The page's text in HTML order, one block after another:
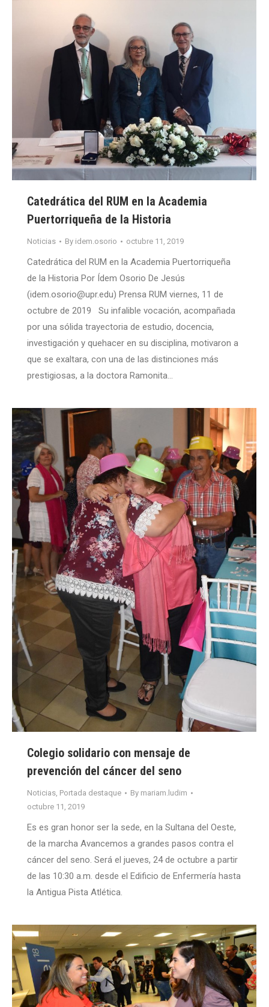
Catedrática del RUM en la Academia
Puertorriqueña de la Historia
Noticias By idem.osorio octubre 11, 2019
Catedrática del RUM en la Academia Puertorriqueña
de la Historia Por Ídem Osorio De Jesús
(idem.osorio@upr.edu) Prensa RUM viernes, 11 de
octubre de 2019 Su infalible vocación, acompañada
por una sólida trayectoria de estudio, docencia,
investigación y quehacer en su disciplina, motivaron a
que se exaltara, con una de las distinciones más
prestigiosas, a la doctora Ramonita…
Colegio solidario con mensaje de
prevención del cáncer del seno
Noticias, Portada destaque By mariam.ludim
octubre 11, 2019
Es es gran honor ser la sede, en la Sultana del Oeste,
de la marcha Avancemos a grandes pasos contra el
cáncer del seno. Será el jueves, 24 de octubre a partir
de las 10:30 a.m. desde el Edificio de Enfermería hasta
la Antigua Pista Atlética.